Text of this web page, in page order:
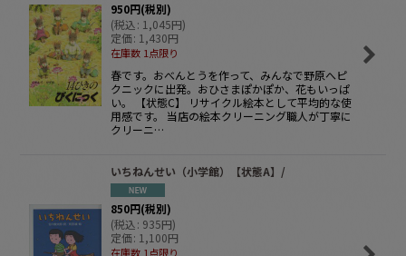
950円(税別)
(税込: 1,045円)
定価: 1,430円
在庫数 1点限り
春です。おべんとうを作って、みんなで野原へピ
クニックに出発。おひさまぽかぽか、花もいっぱ
い。 【状態C】 リサイクル絵本として平均的な使
用感です。 当店の絵本クリーニング職人が丁寧に
クリーニ…
いちねんせい（小学館）【状態A】/
850円(税別)
(税込: 935円)
定価: 1,100円
在庫数 1点限り